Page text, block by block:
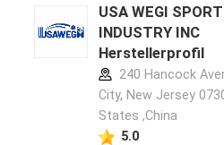
USA WEGI
INDUSTRY INC
Herstellerprofil
240 Hancock
City, New Jersey
States ,China
5.0